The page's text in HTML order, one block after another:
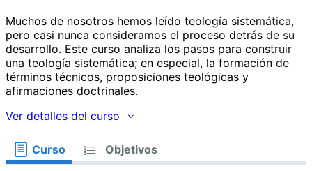
Muchos de nosotros hemos leído teología sistemática,
pero casi nunca consideramos el proceso detrás de su
desarrollo. Este curso analiza los pasos para construir
una teología sistemática; en especial, la formación de
términos técnicos, proposiciones teológicas y
afirmaciones doctrinales.
Ver detalles del curso
Curso Objetivos